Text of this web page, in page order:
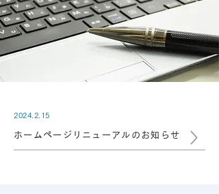
2024.2.15
ホームページリニューアルのお知らせ